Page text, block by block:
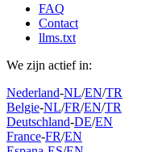
FAQ
Contact
llms.txt
We zijn actief in:
Nederland-NL/EN/TR
Belgie-NL/FR/EN/TR
Deutschland-DE/EN
France-FR/EN